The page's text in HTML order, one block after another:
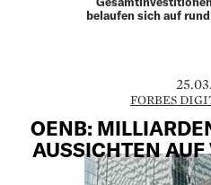
belaufen sich auf
FORBES
OENB:
AUSSICHTEN AUF